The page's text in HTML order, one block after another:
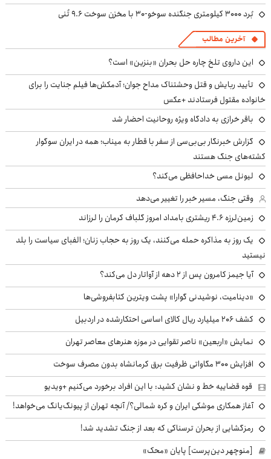
بُرد ۳۰۰۰ کیلومتری جنگنده سوخو-۳۰ با مخزن سوخت ۹.۶ تُنی
آخرین مطالب
این داروی تلخ چاره حل بحران «بنزین» است؟
تأیید ربایش و قتل وحشتناک مداح جوان؛ آدمکش‌ها فیلم جنایت را برای
خانواده مقتول فرستادند +عکس
باقر خرازی به دادگاه ویژه روحانیت احضار شد
گزارش خبرنگار بی‌بی‌سی از سفر با قطار به میناب؛ همه در ایران سوگوار
کشته‌های جنگ هستند
لیونل مسی خداحافظی می‌کند؟
وقتی جنگ، مسیر خبر را تغییر می‌دهد
زمین‌لرزه ۴.۶ ریشتری بامداد امروز گلباف کرمان را لرزاند
یک روز به مذاکره حمله می‌کنند، یک روز به حجاب زنان؛ الفبای سیاست را بلد
نیستید
آیا جیمز کامرون پس از ۲ دهه از آواتار دل می‌کند؟
«دینامیت، نوشیدنی گوارا» پشت ویترین کتابفروشی‌ها
کشف ۲۰۶ میلیارد ریال کالای اساسی احتکارشده در اردبیل
نمایش «اربعین» ناصر تقوایی در موزه هنرهای معاصر تهران
افزایش ۳۰۰ مگاواتی ظرفیت برق کرمانشاه بدون مصرف سوخت
قوه قضاییه خط و نشان کشید: با این افراد برخورد می‌کنیم +ویدیو
آغاز همکاری موشکی ایران و کره شمالی؟/ آنچه تهران از پیونگ‌یانگ می‌خواهد!
رمزگشایی از بحران ترسناکی که بعد از جنگ تشدید شد!
[منوچهر دین‌پرست] پایان «محک»